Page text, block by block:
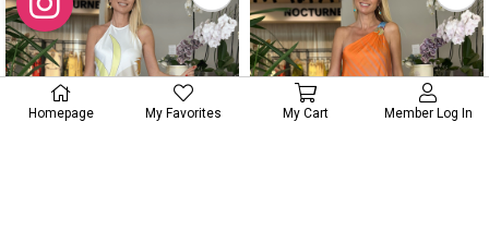
Homepage My Favorites My Cart Member Log In